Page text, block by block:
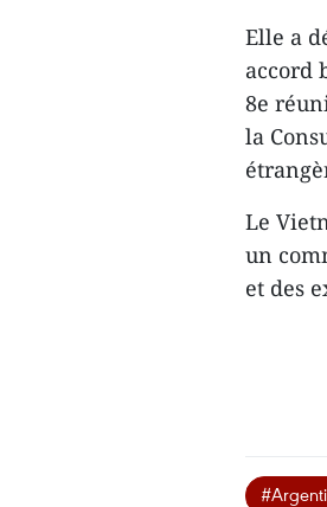
Elle a
accord
8e
la
Le
un
et des